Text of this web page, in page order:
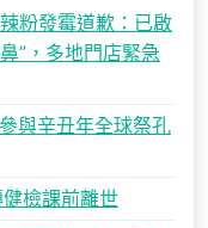
粉發霉道歉：已啟
”，多地門店緊急
與辛丑年全球祭孔
檢課前離世